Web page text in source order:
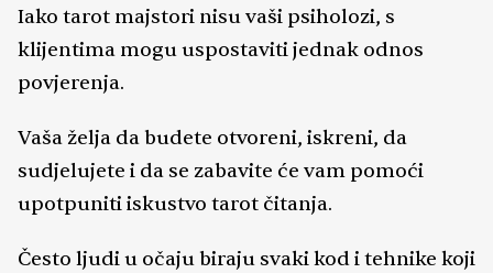
Iako tarot majstori nisu vaši psiholozi, s
klijentima mogu uspostaviti jednak odnos
povjerenja.
Vaša želja da budete otvoreni, iskreni, da
sudjelujete i da se zabavite će vam pomoći
upotpuniti iskustvo tarot čitanja.
Često ljudi u očaju biraju svaki kod i tehnike koji